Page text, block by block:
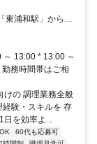
東浦和駅」から徒
13:00 * 13:00 ～
務時間帯はご相
けの 調理業務全般
経験・スキルを 存
日を効率よ...
60代も応募可